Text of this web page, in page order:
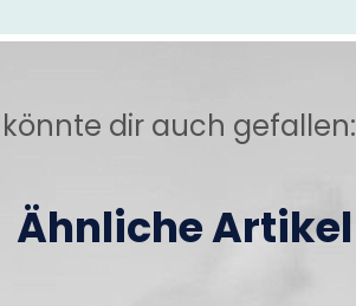
könnte dir auch gefallen:
Ähnliche Artikel